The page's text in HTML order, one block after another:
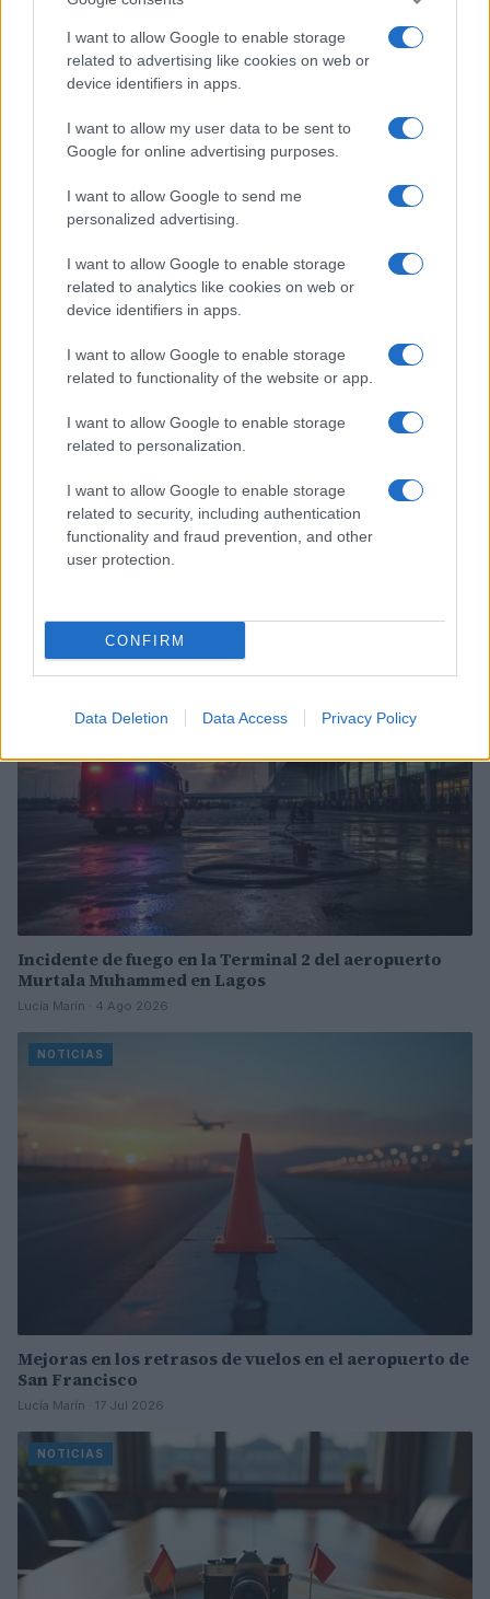
I want to allow Google to enable storage
related to advertising like cookies on web or
device identifiers in apps.
I want to allow my user data to be sent to
Google for online advertising purposes.
I want to allow Google to send me
personalized advertising.
I want to allow Google to enable storage
related to analytics like cookies on web or
device identifiers in apps.
I want to allow Google to enable storage
related to functionality of the website or app.
I want to allow Google to enable storage
related to personalization.
I want to allow Google to enable storage
related to security, including authentication
functionality and fraud prevention, and other
user protection.
CONFIRM
Data Deletion Data Access Privacy Policy
AUTOR
Staff
NOTICIAS
Incidente de fuego en la Terminal 2 del aeropuerto
Murtala Muhammed en Lagos
Lucía Marín · 4 Ago 2026
NOTICIAS
Mejoras en los retrasos de vuelos en el aeropuerto de
San Francisco
Lucía Marín · 17 Jul 2026
NOTICIAS